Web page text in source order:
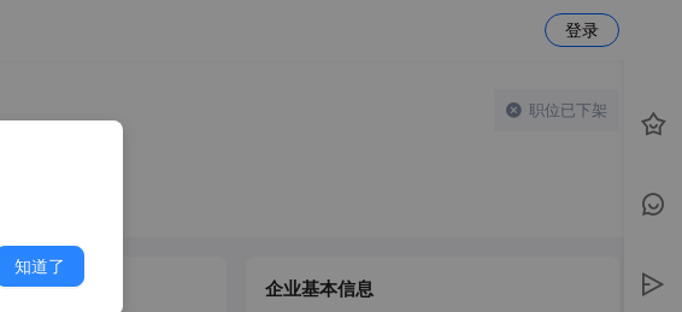
登录
职位已下架
企业基本信息
知道了